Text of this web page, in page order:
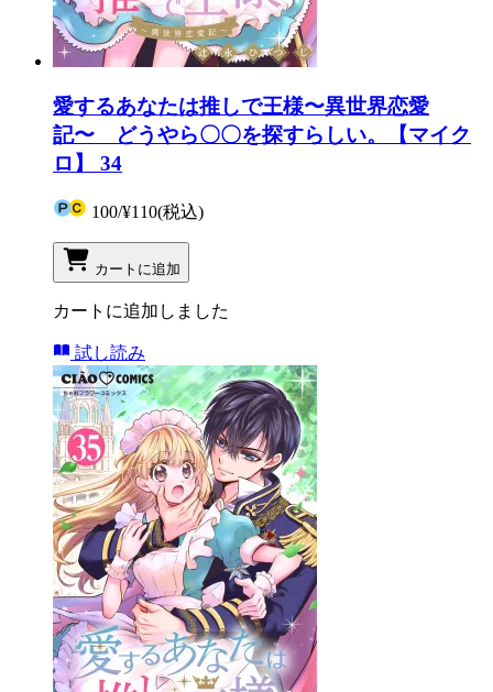
愛するあなたは推しで王様〜異世界恋愛
記〜 どうやら〇〇を探すらしい。【マイク
ロ】 34
100/¥110(税込)
カートに追加
カートに追加しました
試し読み